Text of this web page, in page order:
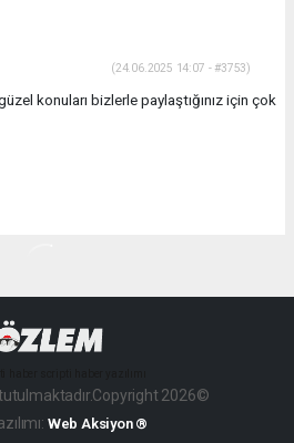
(24.06.2025 14:07 - #3753)
konuları bizlerle paylaştığınız için çok
tutulmaktadır.Copyright 2026©
Web Aksiyon ®